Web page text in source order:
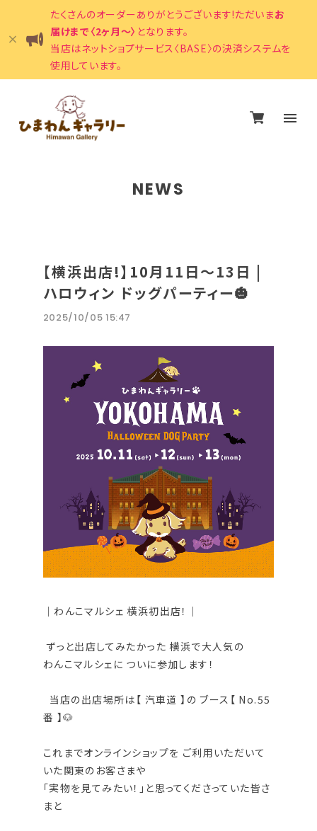
たくさんのオーダーありがとうございます!ただいまお
届けまで〈2ヶ月〜〉 となります。
当店はネットショプサービス〈BASE〉の決済システムを
使用しています。
NEWS
【横浜出店!】10月11日〜13日 |
ハロウィン ドッグパーティー🎃
2025/10/05 15:47
｜わんこマルシェ 横浜初出店！｜
ずっと出店してみたかった 横浜で大人気の
わんこマルシェに ついに参加します！
当店の出店場所は【 汽車道 】の ブース【 No.55
番 】🐶
これまでオンラインショップを ご利用いただいて
いた関東のお客さまや
「実物を見てみたい！」と思ってくださっていた皆さ
まと